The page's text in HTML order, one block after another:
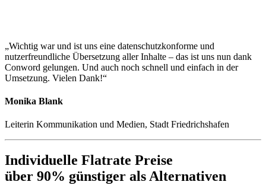
„Wichtig war und ist uns eine datenschutzkonforme und
nutzerfreundliche Übersetzung aller Inhalte – das ist uns nun dank
Conword gelungen. Und auch noch schnell und einfach in der
Umsetzung. Vielen Dank!“
Monika Blank
Leiterin Kommunikation und Medien, Stadt Friedrichshafen
Individuelle Flatrate Preise
über 90% günstiger als Alternativen